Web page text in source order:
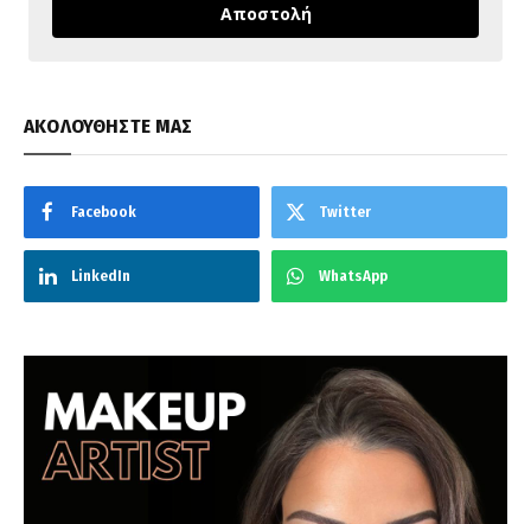
Αποστολή
ΑΚΟΛΟΥΘΗΣΤΕ ΜΑΣ
Facebook Twitter
LinkedIn WhatsApp